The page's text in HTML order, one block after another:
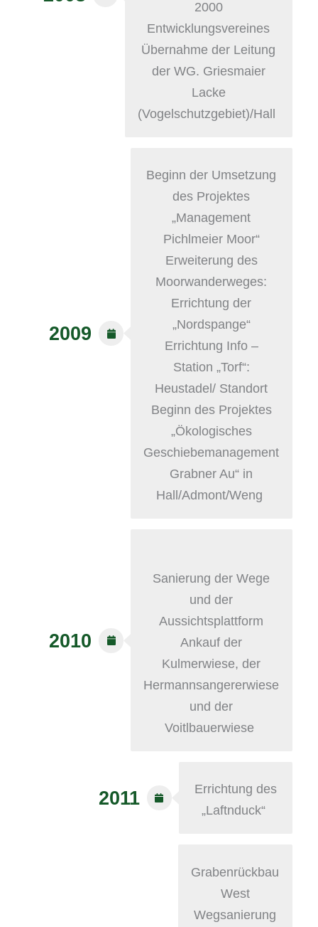
2000
Entwicklungsvereines
Übernahme der Leitung
der WG. Griesmaier
Lacke
(Vogelschutzgebiet)/Hall
Beginn der Umsetzung
des Projektes
„Management
Pichlmeier Moor“
Erweiterung des
Moorwanderweges:
Errichtung der
„Nordspange“
Errichtung Info –
Station „Torf“:
Heustadel/ Standort
Beginn des Projektes
„Ökologisches
Geschiebemanagement
Grabner Au“ in
Hall/Admont/Weng
2009
Sanierung der Wege
und der
Aussichtsplattform
Ankauf der
Kulmerwiese, der
Hermannsangererwiese
und der
Voitlbauerwiese
2010
Errichtung des
„Laftnduck“
2011
Grabenrückbau
West
Wegsanierung